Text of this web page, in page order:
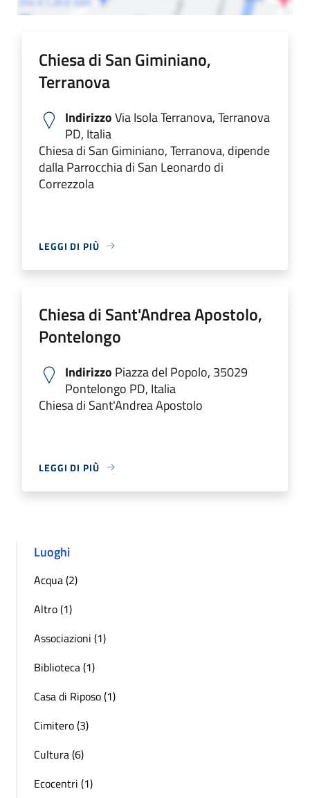
Chiesa di San Giminiano,
Terranova
IndirizzoVia Isola Terranova, Terranova
PD, Italia
Chiesa di San Giminiano, Terranova, dipende
dalla Parrocchia di San Leonardo di
Correzzola
LEGGI DI PIÙ
Chiesa di Sant'Andrea Apostolo,
Pontelongo
Indirizzo Piazza del Popolo, 35029
Pontelongo PD, Italia
Chiesa di Sant'Andrea Apostolo
LEGGI DI PIÙ
Luoghi
Acqua (2)
Altro (1)
Associazioni (1)
Biblioteca (1)
Casa di Riposo (1)
Cimitero (3)
Cultura (6)
Ecocentri (1)